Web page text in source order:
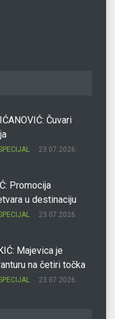
Čuvari
23.07.2026.
Promocija
u destinaciju
23.07.2026.
Majevica je
na četiri točka
23.07.2026.